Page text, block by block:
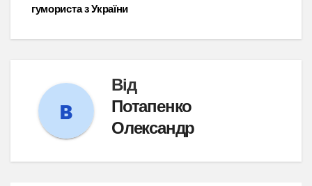
гумориста з України
Від
Потапенко
Олександр